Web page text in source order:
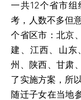
一共12个省市
考，人数不多但
个省区市：北京
建、江西、山东
州、陕西、甘肃
了实施方案，所
随迁子女在当地